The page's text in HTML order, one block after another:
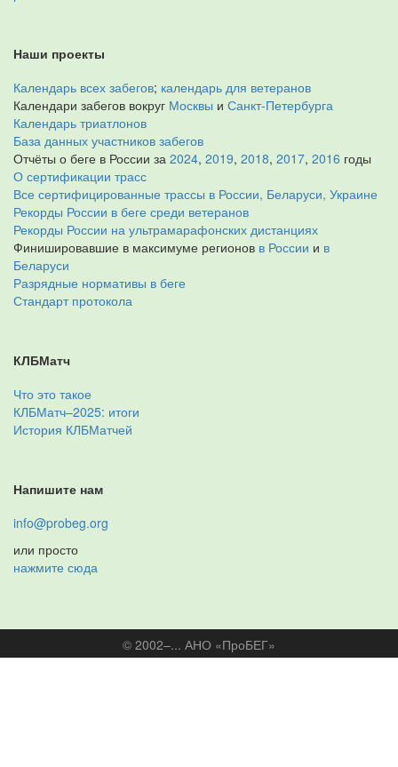
Наши проекты
Календарь всех забегов; календарь для ветеранов
Календари забегов вокруг Москвы и Санкт-Петербурга
Календарь триатлонов
База данных участников забегов
Отчёты о беге в России за 2024, 2019, 2018, 2017, 2016 годы
О сертификации трасс
Все сертифицированные трассы в России, Беларуси, Украине
Рекорды России в беге среди ветеранов
Рекорды России на ультрамарафонских дистанциях
Финишировавшие в максимуме регионов в России и в
Беларуси
Разрядные нормативы в беге
Стандарт протокола
КЛБМатч
Что это такое
КЛБМатч–2025: итоги
История КЛБМатчей
Напишите нам
info@probeg.org
или просто
нажмите сюда
© 2002–... АНО «ПроБЕГ»